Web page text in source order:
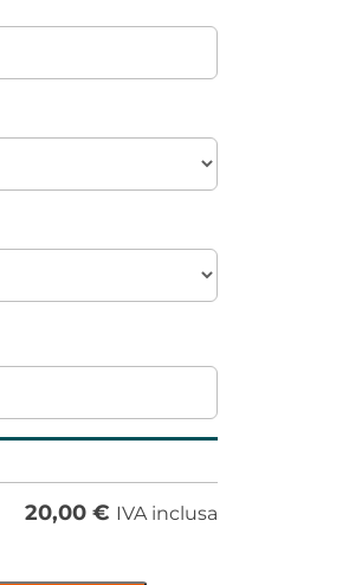
20,00 € IVA inclusa